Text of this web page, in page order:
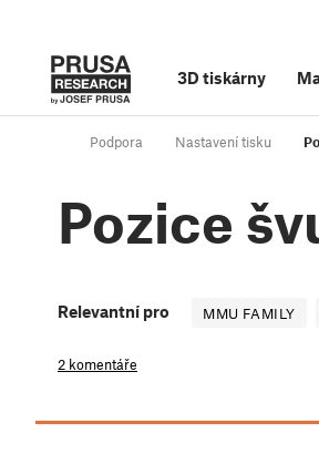
3D tiskárny
Podpora Nastavení tisku
Pozice
Relevantní pro MMU FAMILY
2 komentáře